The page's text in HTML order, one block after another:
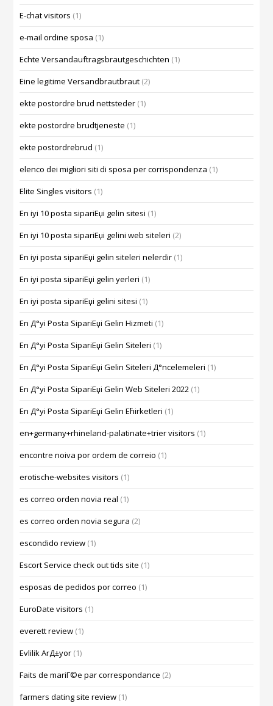
E-chat visitors (1)
e-mail ordine sposa (1)
Echte Versandauftragsbrautgeschichten (1)
Eine legitime Versandbrautbraut (2)
ekte postordre brud nettsteder (1)
ekte postordre brudtjeneste (1)
ekte postordrebrud (1)
elenco dei migliori siti di sposa per corrispondenza (1)
Elite Singles visitors (1)
En iyi 10 posta sipariЕџi gelin sitesi (1)
En iyi 10 posta sipariЕџi gelini web siteleri (2)
En iyi posta sipariЕџi gelin siteleri nelerdir (1)
En iyi posta sipariЕџi gelin yerleri (1)
En iyi posta sipariЕџi gelini sitesi (1)
En Д°yi Posta SipariЕџi Gelin Hizmeti (1)
En Д°yi Posta SipariЕџi Gelin Siteleri (1)
En Д°yi Posta SipariЕџi Gelin Siteleri Д°ncelemeleri (1)
En Д°yi Posta SipariЕџi Gelin Web Siteleri 2022 (1)
En Д°yi Posta SipariЕџi Gelin Ећirketleri (1)
en+germany+rhineland-palatinate+trier visitors (1)
encontre noiva por ordem de correio (1)
erotische-websites visitors (1)
es correo orden novia real (1)
es correo orden novia segura (2)
escondido review (1)
Escort Service check out tids site (1)
esposas de pedidos por correo (1)
EuroDate visitors (1)
everett review (1)
Evlilik ArД±yor (1)
Faits de mariГ©e par correspondance (2)
farmers dating site review (1)